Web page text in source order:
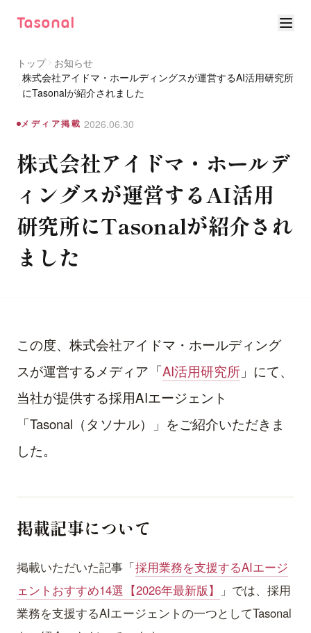
Tasonal
トップ
お知らせ
株式会社アイドマ・ホールディングスが運営するAI活用研究所
にTasonalが紹介されました
メディア掲載 2026.06.30
株式会社アイドマ・ホールデ
ィングスが運営するAI活用
研究所にTasonalが紹介され
ました
この度、株式会社アイドマ・ホールディング
スが運営するメディア「AI活用研究所」にて、
当社が提供する採用AIエージェント
「Tasonal（タソナル）」をご紹介いただきま
した。
掲載記事について
掲載いただいた記事「採用業務を支援するAIエージ
ェントおすすめ14選【2026年最新版】
」では、採用
業務を支援するAIエージェントの一つとしてTasonal